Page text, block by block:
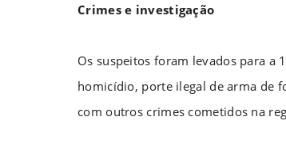
Crimes e investigação
Os suspeitos foram levados para a
homicídio, porte ilegal de arma de
com outros crimes cometidos na